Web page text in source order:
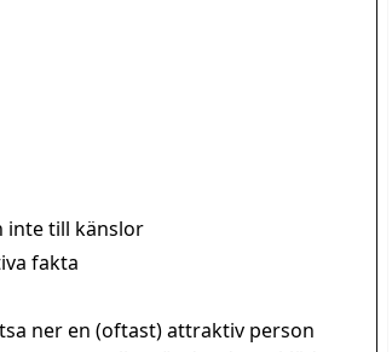
inte till känslor
fakta
ner en (oftast) attraktiv person